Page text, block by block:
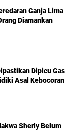
Ganja Lima
Diamankan
Dipicu Gas
Asal Kebocoran
Sherly Belum